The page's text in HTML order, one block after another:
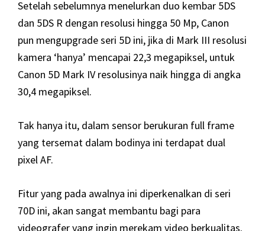
Setelah sebelumnya menelurkan duo kembar 5DS
dan 5DS R dengan resolusi hingga 50 Mp, Canon
pun mengupgrade seri 5D ini, jika di Mark III resolusi
kamera ‘hanya’ mencapai 22,3 megapiksel, untuk
Canon 5D Mark IV resolusinya naik hingga di angka
30,4 megapiksel.
Tak hanya itu, dalam sensor berukuran full frame
yang tersemat dalam bodinya ini terdapat dual
pixel AF.
Fitur yang pada awalnya ini diperkenalkan di seri
70D ini, akan sangat membantu bagi para
videografer yang ingin merekam video berkualitas.